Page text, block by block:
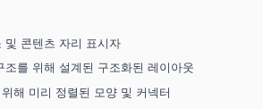
및 콘텐츠 자리 표시자
조를 위해 설계된 구조화된 레이아웃
해 미리 정렬된 모양 및 커넥터